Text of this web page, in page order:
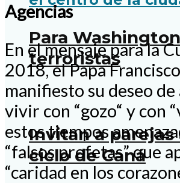
Para
terroristas
Invitan a parejas
ciclo de Caná
Agencias
En el mensaje para la
2018, el Papa
manifiesto su deseo de
vivir con “gozo“ y con
estos tiempos
“falsos profetas” que
“caridad en los